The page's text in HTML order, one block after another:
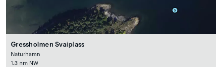
Gressholmen Svaiplass
Naturhamn
1.3 nm NW